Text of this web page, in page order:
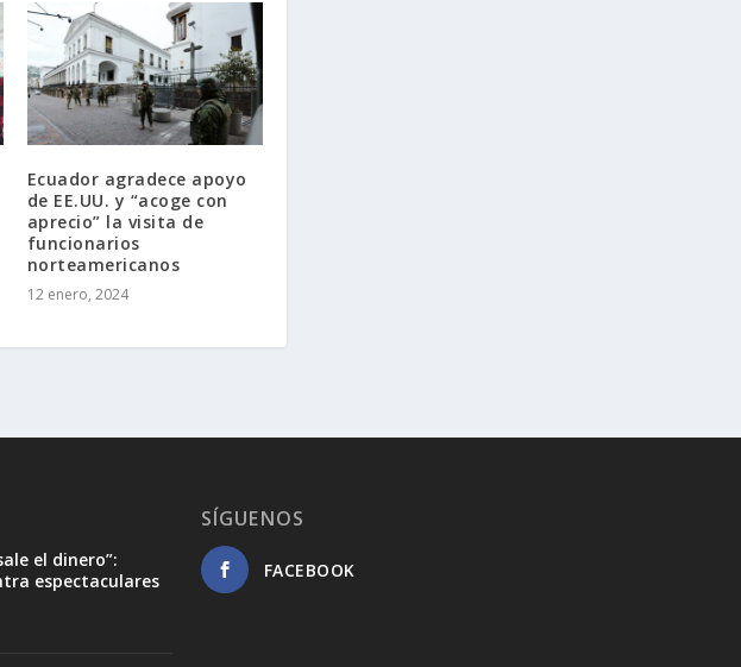
Ecuador agradece apoyo
de EE.UU. y “acoge con
aprecio” la visita de
funcionarios
norteamericanos
12 enero, 2024
el dinero”:
espectaculares
SÍGUENOS
FACEBOOK